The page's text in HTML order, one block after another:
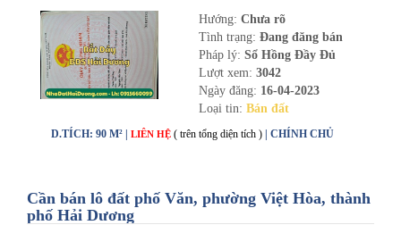
Hướng: Chưa rõ
Tình trạng: Đang đăng bán
Pháp lý: Sổ Hồng Đầy Đủ
Lượt xem: 3042
Ngày đăng: 16-04-2023
Loại tin: Bán đất
D.TÍCH: 90 M² | LIÊN HỆ ( trên tổng diện tích ) | CHÍNH CHỦ
Cần bán lô đất phố Văn, phường Việt Hòa, thành
phố Hải Dương